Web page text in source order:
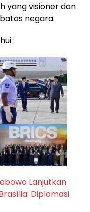
yang visioner dan
negara.
:
Lanjutkan
Diplomasi